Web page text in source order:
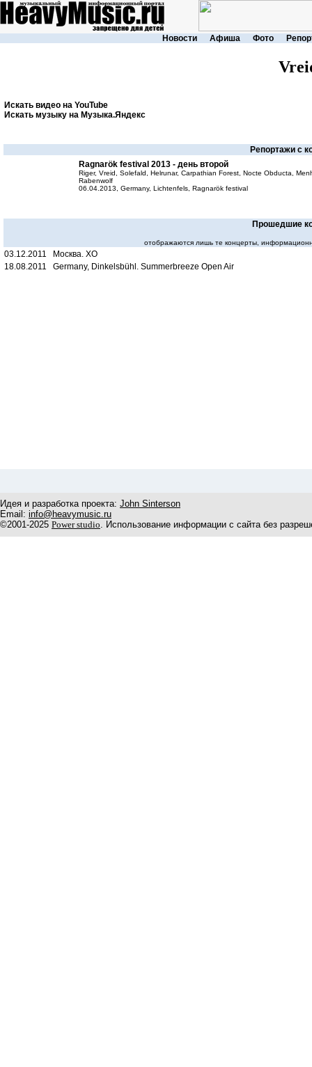
Новости Афиша Фото
Искать видео на YouTube
Искать музыку на Музыка.Яндекс
Репортажи с
Ragnarök festival 2013 - день второй
Riger, Vreid, Solefald, Helrunar, Carpathian Forest, Nocte Obducta,
Rabenwolf
06.04.2013, Germany, Lichtenfels, Ragnarök festival
Прошедшие
отображаются лишь те концерты,
03.12.2011 Москва. XO
18.08.2011 Germany, Dinkelsbühl. Summerbreeze Open Air
Идея и разработка проекта: John Sinterson
Email: info@heavymusic.ru
©2001-2025 Power studio. Использование информации с сайта без